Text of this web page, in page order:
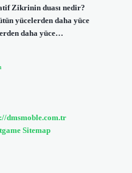
Zikrinin duası nedir?
yücelerden daha yüce
daha yüce…
dmsmoble.com.tr
Sitemap